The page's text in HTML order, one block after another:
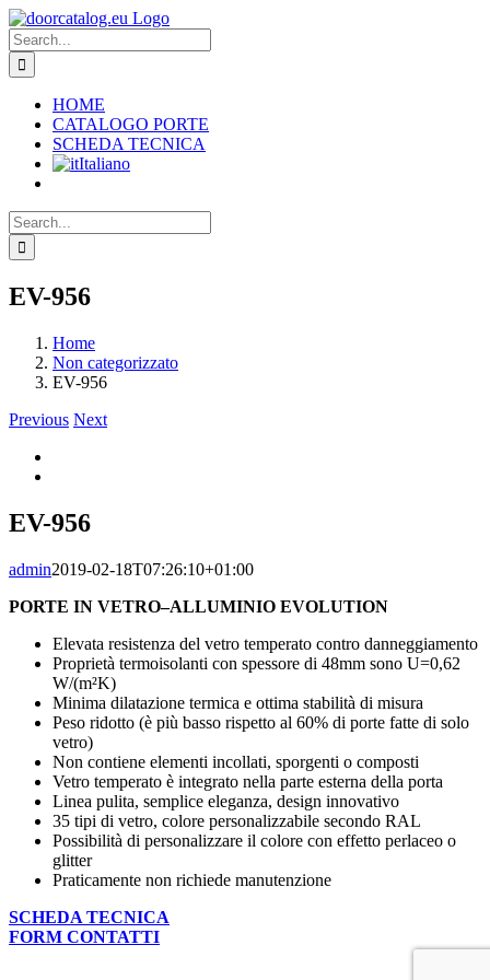
Skip
to
content
Search
for:
HOME
CATALOGO PORTE
SCHEDA TECNICA
Italiano
Search
for:
EV-956
Home
Non categorizzato
EV-956
Previous Next
EV-956
admin2019-02-18T07:26:10+01:00
PORTE IN VETRO–ALLUMINIO EVOLUTION
Elevata resistenza del vetro temperato contro danneggiamento
Proprietà termoisolanti con spessore di 48mm sono U=0,62
W/(m²K)
Minima dilatazione termica e ottima stabilità di misura
Peso ridotto (è più basso rispetto al 60% di porte fatte di solo
vetro)
Non contiene elementi incollati, sporgenti o composti
Vetro temperato è integrato nella parte esterna della porta
Linea pulita, semplice eleganza, design innovativo
35 tipi di vetro, colore personalizzabile secondo RAL
Possibilità di personalizzare il colore con effetto perlaceo o
glitter
Praticamente non richiede manutenzione
SCHEDA TECNICA
FORM CONTATTI